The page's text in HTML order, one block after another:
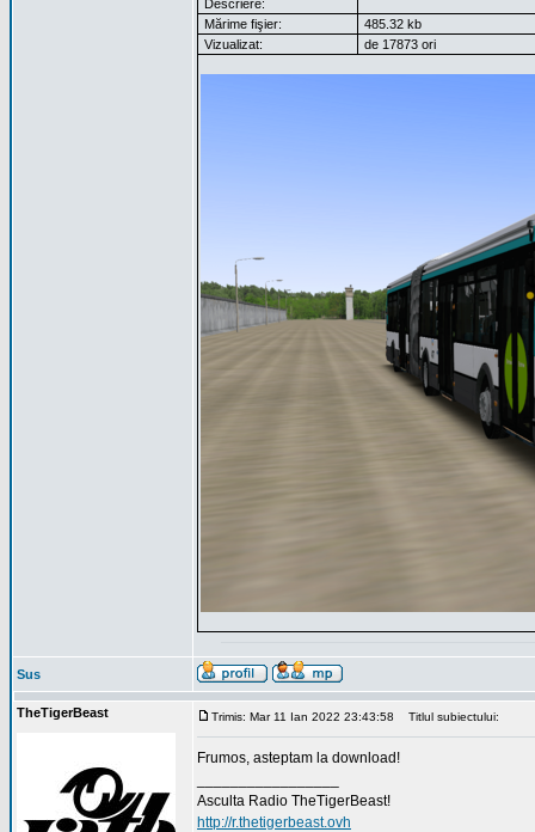
Descriere:
Mărime fişier:
485.32 kb
Vizualizat:
de 17873 ori
Sus
TheTigerBeast Trimis: Mar 11 Ian 2022 23:43:58 Titlul subiectului:
Frumos, asteptam la download!
Asculta Radio TheTigerBeast!
http://r.thetigerbeast.ovh